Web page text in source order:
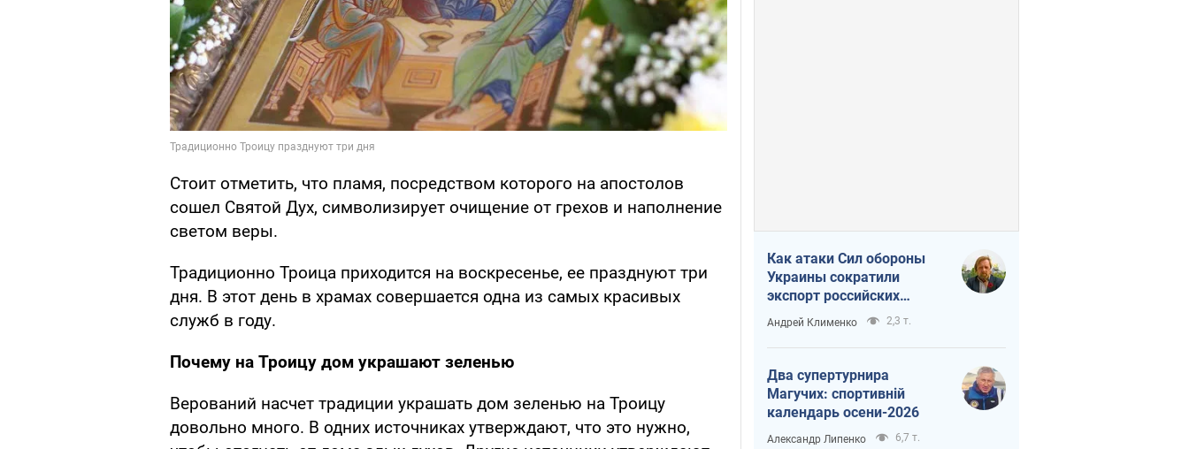
Стоит отметить, что пламя, посредством которого на апостолов
сошел Святой Дух, символизирует очищение от грехов и наполнение
светом веры.
Традиционно Троица приходится на воскресенье, ее празднуют три
дня. В этот день в храмах совершается одна из самых красивых
служб в году.
Почему на Троицу дом украшают зеленью
Верований насчет традиции украшать дом зеленью на Троицу
довольно много. В одних источниках утверждают, что это нужно,
Как атаки Сил обороны
Украины сократили
экспорт российских
нефтепродуктов
Андрей Клименко 2,3 т.
Два супертурнира
Магучих: спортивній
календарь осени-2026
Александр Липенко 6,7 т.